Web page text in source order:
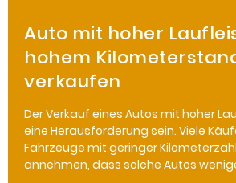
Auto mit hoher
hohem
verkaufen
Der Verkauf eines Autos mit hoher
eine Herausforderung sein. Viele
Fahrzeuge mit geringer
annehmen, dass solche Autos